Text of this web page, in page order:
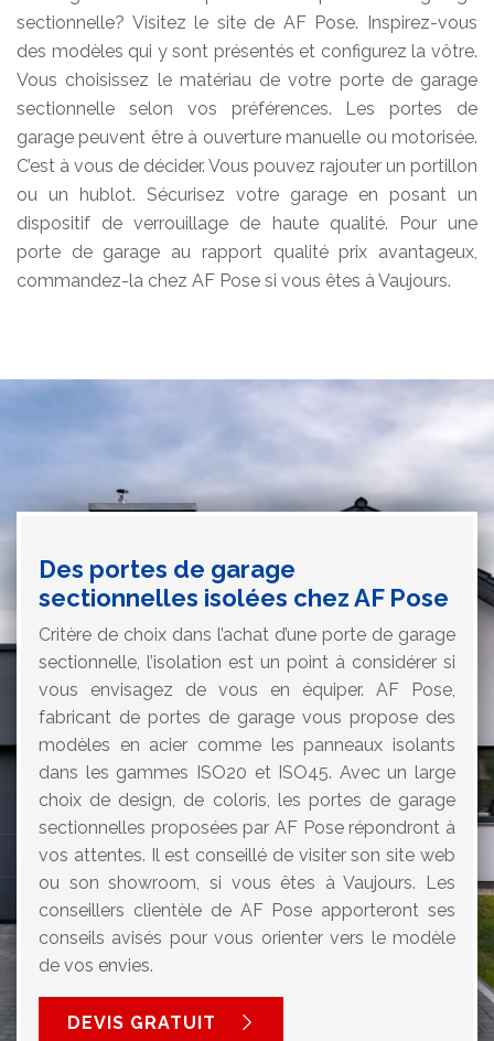
sectionnelle? Visitez le site de AF Pose. Inspirez-vous
des modèles qui y sont présentés et configurez la vôtre.
Vous choisissez le matériau de votre porte de garage
sectionnelle selon vos préférences. Les portes de
garage peuvent être à ouverture manuelle ou motorisée.
C’est à vous de décider. Vous pouvez rajouter un portillon
ou un hublot. Sécurisez votre garage en posant un
dispositif de verrouillage de haute qualité. Pour une
porte de garage au rapport qualité prix avantageux,
commandez-la chez AF Pose si vous êtes à Vaujours.
Des portes de garage
sectionnelles isolées chez AF Pose
Critère de choix dans l’achat d’une porte de garage
sectionnelle, l’isolation est un point à considérer si
vous envisagez de vous en équiper. AF Pose,
fabricant de portes de garage vous propose des
modèles en acier comme les panneaux isolants
dans les gammes ISO20 et ISO45. Avec un large
choix de design, de coloris, les portes de garage
sectionnelles proposées par AF Pose répondront à
vos attentes. Il est conseillé de visiter son site web
ou son showroom, si vous êtes à Vaujours. Les
conseillers clientèle de AF Pose apporteront ses
conseils avisés pour vous orienter vers le modèle
de vos envies.
DEVIS GRATUIT